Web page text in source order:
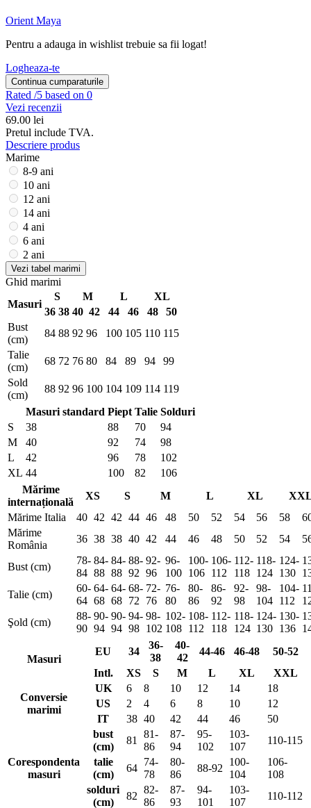
Orient Maya
Pentru a adauga in wishlist trebuie sa fii logat!
Logheaza-te
Continua cumparaturile
Rated /5 based on 0
Vezi recenzii
69.00 lei
Pretul include TVA.
Descriere produs
Marime
8-9 ani
10 ani
12 ani
14 ani
4 ani
6 ani
2 ani
Vezi tabel marimi
Ghid marimi
Masuri
S M L
XL
36 38 40 42 44 46 48
50
Bust
(cm)
84 88 92 96 100 105 110 115
Talie
(cm)
68 72 76 80 84 89 94
99
Sold
(cm)
88 92 96 100 104 109 114 119
Masuri standard Piept Talie Solduri
S
38 88 70
94
M
40 92 74
98
L
42 96 78
102
XL 44 100 82
106
Mărime
internațională
XS S M L XL
Mărime Italia
40 42 42 44 46 48 50 52 54 56 58
Mărime
România
36 38 38 40 42 44 46 48 50 52 54
Bust (cm)
78-
84
84-
88
84-
88
88-
92
92-
96
96-
100
100-
106
106-
112
112-
118
118-
124
124-
130
Talie (cm)
60-
64
64-
68
64-
68
68-
72
72-
76
76-
80
80-
86
86-
92
92-
98
98-
104
104-
112
Şold (cm)
88-
90
90-
94
90-
94
94-
98
98-
102
102-
108
108-
112
112-
118
118-
124
124-
130
130-
136
Masuri
EU 34
36-
38
40-
42
44-46 46-48
50-52
Intl.
XS S M L XL XXL
Conversie
marimi
UK 6 8 10 12 14
18
US
2 4 6 8 10
12
IT
38 40 42 44 46 50
Corespondenta
masuri
bust
(cm)
81
81-
86
87-
94
95-
102
103-
107
110-115
talie
(cm)
64
74-
78
80-
86
88-92
100-
104
106-
108
solduri
(cm)
82
82-
86
87-
93
94-
101
103-
107
110-112